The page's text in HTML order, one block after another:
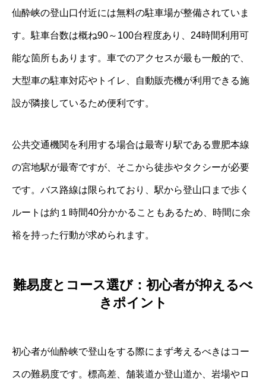
仙酔峡の登山口付近には無料の駐車場が整備されていま
す。駐車台数は概ね90～100台程度あり、24時間利用可
能な箇所もあります。車でのアクセスが最も一般的で、
大型車の駐車対応やトイレ、自動販売機が利用できる施
設が隣接しているため便利です。
公共交通機関を利用する場合は最寄り駅である豊肥本線
の宮地駅が最寄ですが、そこから徒歩やタクシーが必要
です。バス路線は限られており、駅から登山口まで歩く
ルートは約１時間40分かかることもあるため、時間に余
裕を持った行動が求められます。
難易度とコース選び：初心者が抑えるべ
きポイント
初心者が仙酔峡で登山をする際にまず考えるべきはコー
スの難易度です。標高差、舗装道か登山道か、岩場やロ